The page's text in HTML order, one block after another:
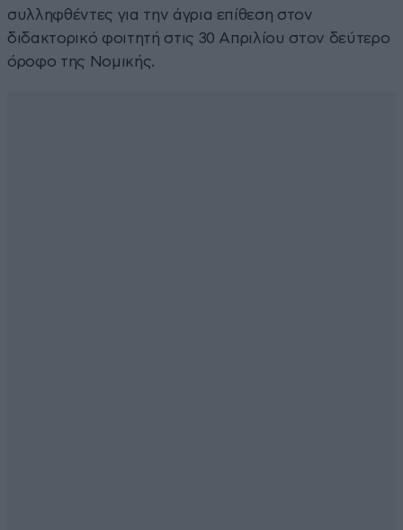
συλληφθέντες για την άγρια επίθεση στον
διδακτορικό φοιτητή στις 30 Απριλίου στον δεύτερο
όροφο της Νομικής.